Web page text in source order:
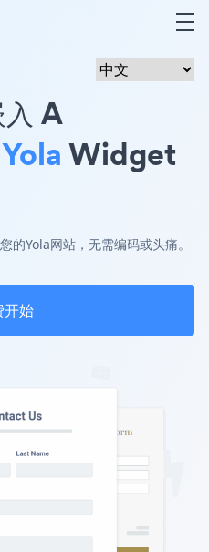
A
YolaWidget
Yola网站，无需编码或头痛。
开始